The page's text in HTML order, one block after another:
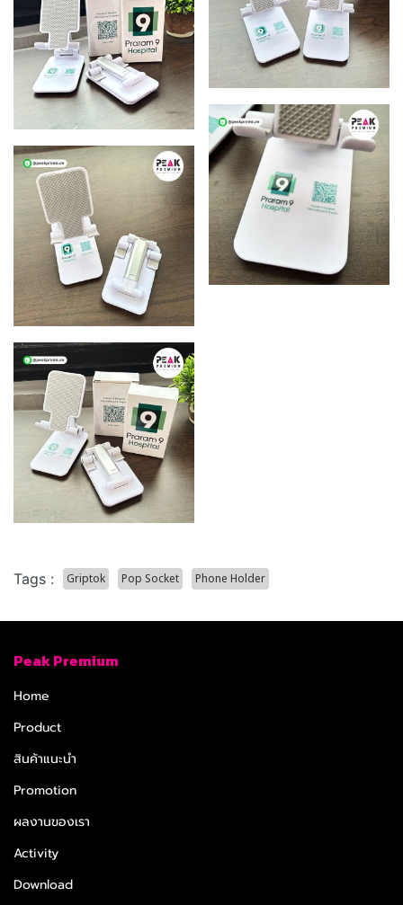
Tags : Griptok Pop Socket Phone Holder
Peak Premium
Home
Product
สินค้าแนะนำ
Promotion
ผลงานของเรา
Activity
Download